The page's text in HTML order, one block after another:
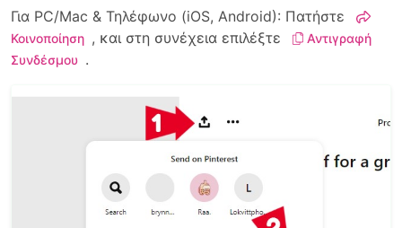
Για PC/Mac & Τηλέφωνο (iOS, Android): Πατήστε
Κοινοποίηση , και στη συνέχεια επιλέξτε
Αντιγραφή
Συνδέσμου .